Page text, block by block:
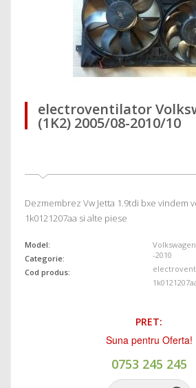
electroventilator
(1K2) 2005/08-2010/10
Dezmembrez Vw Jetta 1.9tdi bxe vindem
1k0121207aa si alte piese
Model:
Categorie:
Cod produs:
-2010
PRET:
Suna pentru Oferta!
0753 245 245